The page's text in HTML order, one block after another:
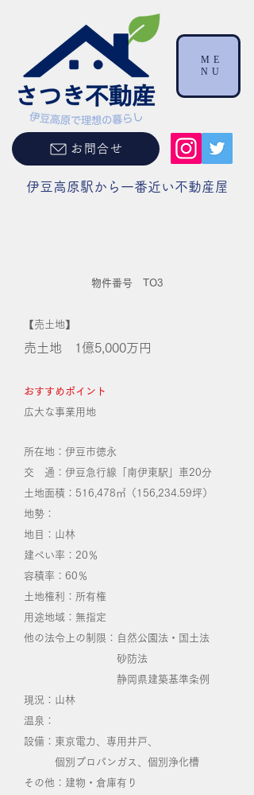
伊豆高原駅から一番近い不動産屋
お問合せ
ME
NU
物件番号 TO3
【売土地】
売土地 1億5,000万 円
おすすめポイント
​広大な事業用地
所在地：伊豆市徳永
交 通：伊豆急行線「南伊東駅」車20分
土地面積：516,478㎡（156,234.59坪）
地勢：
地目：山林
建ぺい率：20％
容積率：60％
土地権利：所有権
用途地域：無指定
他の法令上の制限：自然公園法・国土法
砂防法
静岡県建築基準条例
現況：山林
温泉：
設備：東京電力、専用井戸、
個別プロパンガス、個別浄化槽
その他：建物・倉庫有り